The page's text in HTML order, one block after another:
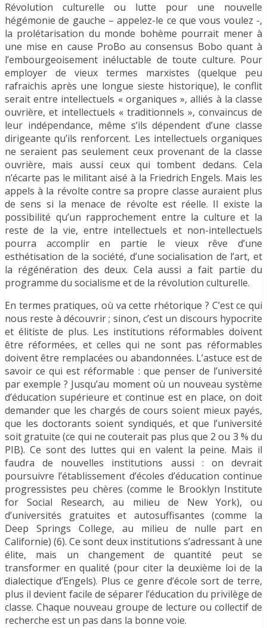
Révolution culturelle ou lutte pour une nouvelle
hégémonie de gauche – appelez-le ce que vous voulez -,
la prolétarisation du monde bohème pourrait mener à
une mise en cause ProBo au consensus Bobo quant à
l’embourgeoisement inéluctable de toute culture. Pour
employer de vieux termes marxistes (quelque peu
rafraichis après une longue sieste historique), le conflit
serait entre intellectuels « organiques », alliés à la classe
ouvrière, et intellectuels « traditionnels », convaincus de
leur indépendance, même s’ils dépendent d’une classe
dirigeante qu’ils renforcent. Les intellectuels organiques
ne seraient pas seulement ceux provenant de la classe
ouvrière, mais aussi ceux qui tombent dedans. Cela
n’écarte pas le militant aisé à la Friedrich Engels. Mais les
appels à la révolte contre sa propre classe auraient plus
de sens si la menace de révolte est réelle. Il existe la
possibilité qu’un rapprochement entre la culture et la
reste de la vie, entre intellectuels et non-intellectuels
pourra accomplir en partie le vieux rêve d’une
esthétisation de la société, d’une socialisation de l’art, et
la régénération des deux. Cela aussi a fait partie du
programme du socialisme et de la révolution culturelle.
En termes pratiques, où va cette rhétorique ? C’est ce qui
nous reste à découvrir ; sinon, c’est un discours hypocrite
et élitiste de plus. Les institutions réformables doivent
être réformées, et celles qui ne sont pas réformables
doivent être remplacées ou abandonnées. L’astuce est de
savoir ce qui est réformable : que penser de l’université
par exemple ? Jusqu’au moment où un nouveau système
d’éducation supérieure et continue est en place, on doit
demander que les chargés de cours soient mieux payés,
que les doctorants soient syndiqués, et que l’université
soit gratuite (ce qui ne couterait pas plus que 2 ou 3 % du
PIB). Ce sont des luttes qui en valent la peine. Mais il
faudra de nouvelles institutions aussi : on devrait
poursuivre l’établissement d’écoles d’éducation continue
progressistes peu chères (comme le Brooklyn Institute
for Social Research, au milieu de New York), ou
d’universités gratuites et autosuffisantes (comme la
Deep Springs College, au milieu de nulle part en
Californie) (6). Ce sont deux institutions s’adressant à une
élite, mais un changement de quantité peut se
transformer en qualité (pour citer la deuxième loi de la
dialectique d’Engels). Plus ce genre d’école sort de terre,
plus il devient facile de séparer l’éducation du privilège de
classe. Chaque nouveau groupe de lecture ou collectif de
recherche est un pas dans la bonne voie.